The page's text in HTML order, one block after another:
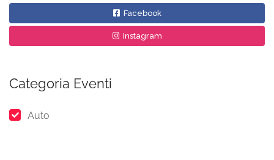
Facebook
Instagram
Categoria Eventi
Auto